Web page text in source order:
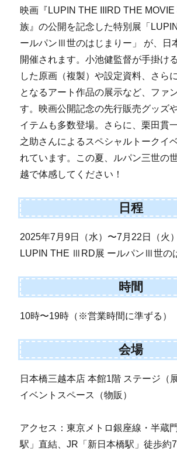
映画『LUPIN THE IIIRD THE MOVIE
族』の公開を記念した特別展「
ールパンⅢ世のはじまりー」 が、日
開催されます。小池健監督が手掛け
した原画（複製）や設定資料、さら
となるアート作品の展示など、ファ
す。映画公開記念の先行販売グッズ
イテムも多数登場。さらに、栗田貫
之助さんによるスペシャルトークイ
れています。この夏、ルパン三世の
越で体感してください！
日程
2025年7月9日（水）〜7月22日（火）
LUPIN THE ⅢRD展 ールパンⅢ世の
時間
10時〜19時（※営業時間に準ずる）
会場
日本橋三越本店 本館1階 ステージ（
イベントスペース（物販）
アクセス：東京メトロ銀座線・半蔵
駅」直結、JR「新日本橋駅」徒歩約